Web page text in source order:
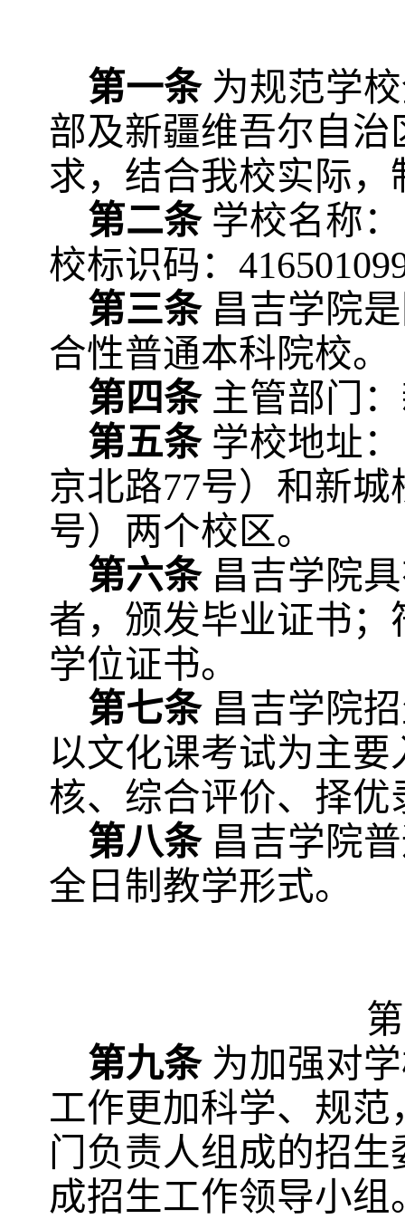
第一条 为规范学
部及新疆维吾尔自
求，结合我校实际
第二条 学校名称
校标识码：
第三条 昌吉学院
合性普通本科院校。
第四条 主管部门
第五条 学校地址
京北路77号）和新
号）两个校区。
第六条 昌吉学院
者，颁发毕业证书
学位证书。
第七条 昌吉学院
以文化课考试为主
核、综合评价、择优
第八条 昌吉学院
全日制教学形式。
第九条 为加强对
工作更加科学、规
门负责人组成的招
成招生工作领导小组